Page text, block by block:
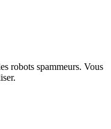
robots spammeurs. Vous